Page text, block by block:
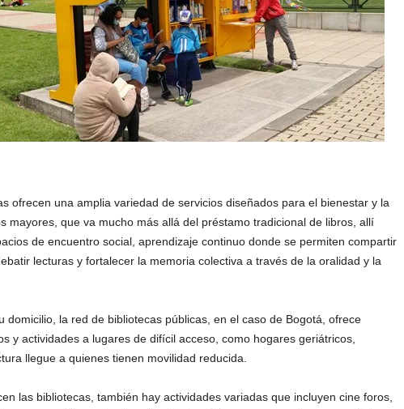
ofrecen una amplia variedad de servicios diseñados para el bienestar y la
mayores, que va mucho más allá del préstamo tradicional de libros, allí
de encuentro social, aprendizaje continuo donde se permiten compartir
lecturas y fortalecer la memoria colectiva a través de la oralidad y la
domicilio, la red de bibliotecas públicas, en el caso de Bogotá, ofrece
y actividades a lugares de difícil acceso, como hogares geriátricos,
llegue a quienes tienen movilidad reducida.
las bibliotecas, también hay actividades variadas que incluyen cine foros,